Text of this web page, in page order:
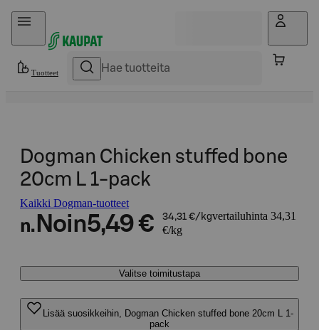
Hyppää sisältöön
Tuotteet
Dogman Chicken stuffed bone
20cm L 1-pack
Kaikki Dogman-tuotteet
n. Noin5,49 € 34,31 €/kgvertailuhinta 34,31
€/kg
Valitse toimitustapa
Lisää suosikkeihin, Dogman Chicken stuffed bone 20cm L 1-
pack